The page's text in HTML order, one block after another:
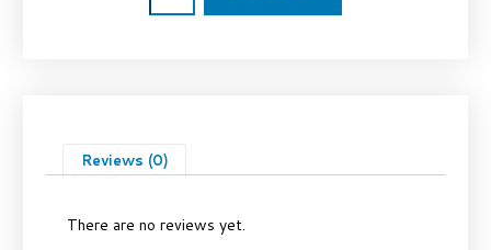
Reviews (0)
There are no reviews yet.